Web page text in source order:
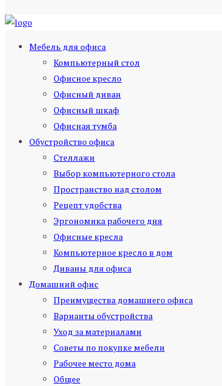
Мебель для офиса
Компьютерный стол
Офисное кресло
Офисный диван
Офисный шкаф
Офисная тумба
Обустройство офиса
Стеллажи
Выбор компьютерного стола
Пространство над столом
Рецепт удобства
Эргономика рабочего дня
Офисные кресла
Компьютерное кресло в дом
Диваны для офиса
Домашний офис
Преимущества домашнего офиса
Варианты обустройства
Уход за материалами
Советы по покупке мебели
Рабочее место дома
Общее